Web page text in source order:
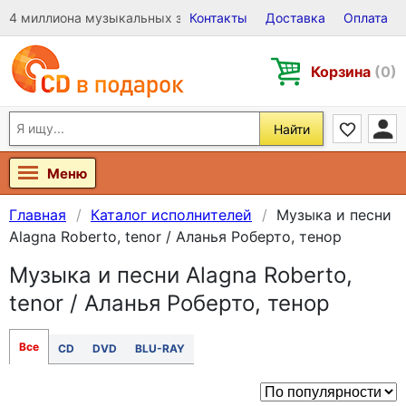
4 миллиона музыкальных записей на Виниле, CD и DVD
Контакты Доставка Оплата
Корзина (0)
Найти
Меню
Главная Каталог исполнителей
Музыка и песни
Alagna Roberto, tenor / Аланья Роберто, тенор
Музыка и песни Alagna Roberto,
tenor / Аланья Роберто, тенор
Все CD DVD BLU-RAY